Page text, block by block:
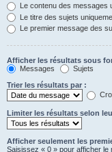
Le contenu des messages
Le titre des sujets
Le premier message des
Afficher les résultats sous
Messages
Sujets
Trier les résultats par :
Limiter les résultats selon
Afficher seulement les
Saisissez « 0 » pour afficher le